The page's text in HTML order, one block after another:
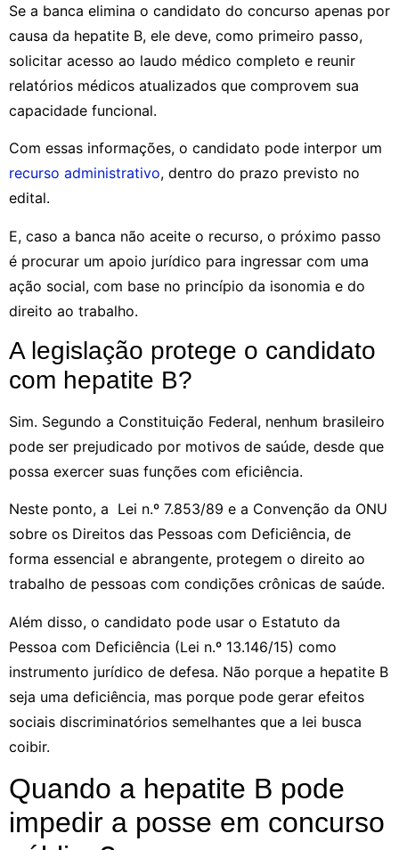
Se a banca elimina o candidato do concurso apenas por
causa da hepatite B, ele deve, como primeiro passo,
solicitar acesso ao laudo médico completo e reunir
relatórios médicos atualizados que comprovem sua
capacidade funcional.
Com essas informações, o candidato pode interpor um
recurso administrativo, dentro do prazo previsto no
edital.
E, caso a banca não aceite o recurso, o próximo passo
é procurar um apoio jurídico para ingressar com uma
ação social, com base no princípio da isonomia e do
direito ao trabalho.
A legislação protege o candidato
com hepatite B?
Sim. Segundo a Constituição Federal, nenhum brasileiro
pode ser prejudicado por motivos de saúde, desde que
possa exercer suas funções com eficiência.
Neste ponto, a Lei n.º 7.853/89 e a Convenção da ONU
sobre os Direitos das Pessoas com Deficiência, de
forma essencial e abrangente, protegem o direito ao
trabalho de pessoas com condições crônicas de saúde.
Além disso, o candidato pode usar o Estatuto da
Pessoa com Deficiência (Lei n.º 13.146/15) como
instrumento jurídico de defesa. Não porque a hepatite B
seja uma deficiência, mas porque pode gerar efeitos
sociais discriminatórios semelhantes que a lei busca
coibir.
Quando a hepatite B pode
impedir a posse em concurso